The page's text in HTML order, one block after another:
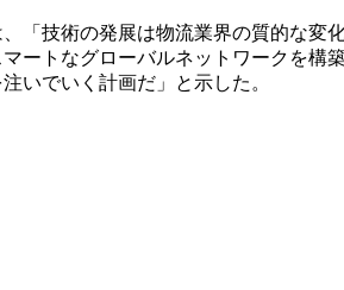
「技術の発展は物流業界の質的な
ートなグローバルネットワークを
いでいく計画だ」と示した。